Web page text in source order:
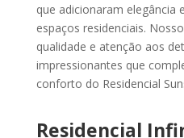
que adicionaram elegância
espaços residenciais.
qualidade e atenção aos
impressionantes que
conforto do Residencial
Residencial